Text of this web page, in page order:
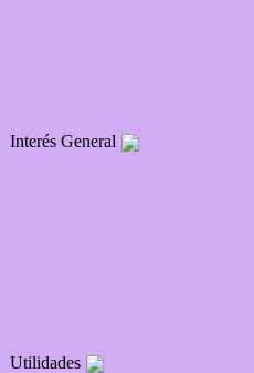
Interés General
Utilidades